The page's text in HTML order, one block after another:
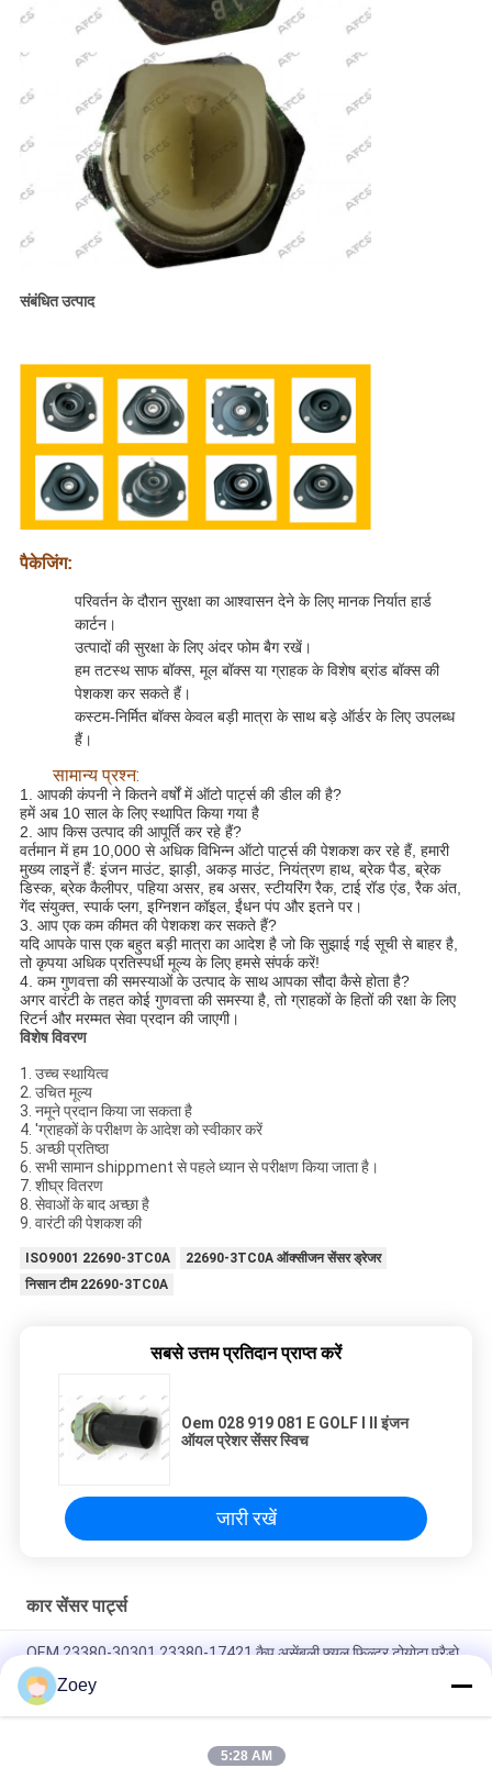
संबंधित उत्पाद
पैकेजिंग:
परिवर्तन के दौरान सुरक्षा का आश्वासन देने के लिए मानक निर्यात हार्ड
कार्टन।
उत्पादों की सुरक्षा के लिए अंदर फोम बैग रखें।
हम तटस्थ साफ बॉक्स, मूल बॉक्स या ग्राहक के विशेष ब्रांड बॉक्स की
पेशकश कर सकते हैं।
कस्टम-निर्मित बॉक्स केवल बड़ी मात्रा के साथ बड़े ऑर्डर के लिए उपलब्ध
हैं।
सामान्य प्रश्न:
1. आपकी कंपनी ने कितने वर्षों में ऑटो पार्ट्स की डील की है?
हमें अब 10 साल के लिए स्थापित किया गया है
2. आप किस उत्पाद की आपूर्ति कर रहे हैं?
वर्तमान में हम 10,000 से अधिक विभिन्न ऑटो पार्ट्स की पेशकश कर रहे हैं, हमारी
मुख्य लाइनें हैं: इंजन माउंट, झाड़ी, अकड़ माउंट, नियंत्रण हाथ, ब्रेक पैड, ब्रेक
डिस्क, ब्रेक कैलीपर, पहिया असर, हब असर, स्टीयरिंग रैक, टाई रॉड एंड, रैक अंत,
गेंद संयुक्त, स्पार्क प्लग, इग्निशन कॉइल, ईंधन पंप और इतने पर।
3. आप एक कम कीमत की पेशकश कर सकते हैं?
यदि आपके पास एक बहुत बड़ी मात्रा का आदेश है जो कि सुझाई गई सूची से बाहर है,
तो कृपया अधिक प्रतिस्पर्धी मूल्य के लिए हमसे संपर्क करें!
4. कम गुणवत्ता की समस्याओं के उत्पाद के साथ आपका सौदा कैसे होता है?
अगर वारंटी के तहत कोई गुणवत्ता की समस्या है, तो ग्राहकों के हितों की रक्षा के लिए
रिटर्न और मरम्मत सेवा प्रदान की जाएगी।
विशेष विवरण
1. उच्च स्थायित्व
2. उचित मूल्य
3. नमूने प्रदान किया जा सकता है
4. 'ग्राहकों के परीक्षण के आदेश को स्वीकार करें
5. अच्छी प्रतिष्ठा
6. सभी सामान shippment से पहले ध्यान से परीक्षण किया जाता है।
7. शीघ्र वितरण
8. सेवाओं के बाद अच्छा है
9. वारंटी की पेशकश की
ISO9001 22690-3TC0A
22690-3TC0A ऑक्सीजन सेंसर ड्रेजर
निसान टीम 22690-3TC0A
सबसे उत्तम प्रतिदान प्राप्त करें
Oem 028 919 081 E GOLF I II इंजन
ऑयल प्रेशर सेंसर स्विच
जारी रखें
कार सेंसर पार्ट्स
OEM 23380-30301 23380-17421 कैप असेंबली फ्यूल फिल्टर टोयोटा प्रैडो
2009- के लिए
OEM CM5Z-8575-D CM5Z8575A फोर्ड ट्रांजिट/मोनडिओ के लिए थर्मोस्टेट
OEM 6C11-12K073-AC 2S7Q12K073AA फोर्ड रेंजर/ट्रांजिट वैन के लिए
Zoey
5:28 AM